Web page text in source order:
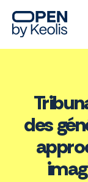
des